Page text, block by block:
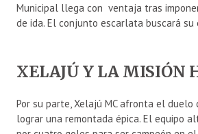
Municipal llega con ventaja tras
de ida. El conjunto escarlata buscará su
XELAJÚ Y LA MISIÓN
Por su parte, Xelajú MC afronta el duelo
lograr una remontada épica. El equipo